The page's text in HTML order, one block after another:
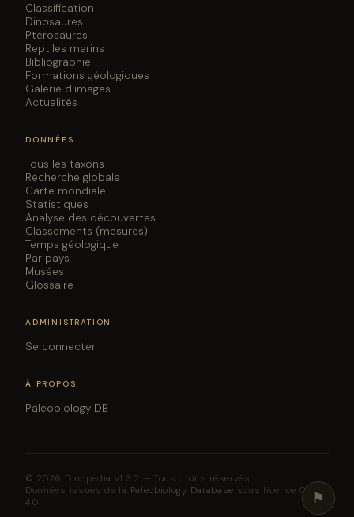
⚑
Classification
Dinosaures
Ptérosaures
Reptiles marins
Bibliographie
Formations géologiques
Galerie d'images
Actualités
DONNÉES
Tous les taxons
Recherche globale
Carte mondiale
Statistiques
Analyse des découvertes
Classements (mesures)
Temps géologique
Par pays
Musées
Glossaire
ADMINISTRATION
Se connecter
À PROPOS
Paleobiology DB
© 2026 Dinopedia v1.3.2 — Tous droits réservés.
Données issues de la Paleobiology Database sous licence CC BY
4.0